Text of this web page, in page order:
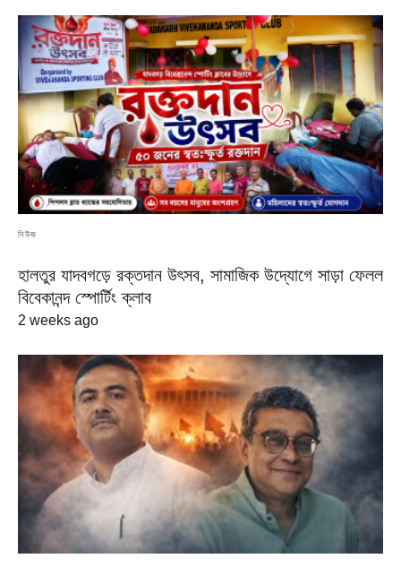
নিউজ
হালতুর যাদবগড়ে রক্তদান উৎসব, সামাজিক উদ্যোগে সাড়া ফেলল
বিবেকানন্দ স্পোর্টিং ক্লাব
2 weeks ago